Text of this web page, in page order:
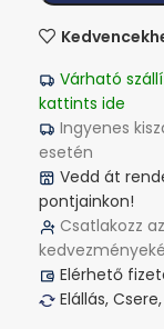
Várható
kattints ide
Ingyenes
esetén
Vedd át
pontjainkon!
Csatlakozz az
Elérhető
Elállás,